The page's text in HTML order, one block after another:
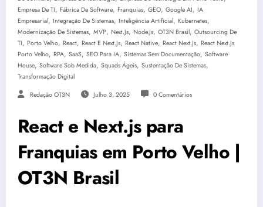
Empresa De TI, Fábrica De Software, Franquias, GEO, Google AI, IA
Empresarial, Integração De Sistemas, Inteligência Artificial, Kubernetes,
Modernização De Sistemas, MVP, Next.js, Node.js, OT3N Brasil, Outsourcing De
TI, Porto Velho, React, React E Next.js, React Native, React Next.js, React Next.js
Porto Velho, RPA, SaaS, SEO Para IA, Sistemas Sem Documentação, Software
House, Software Sob Medida, Squads Ágeis, Sustentação De Sistemas,
Transformação Digital
Redação OT3N Julho 3, 2025 0 Comentários
React e Next.js para
Franquias em Porto Velho |
OT3N Brasil